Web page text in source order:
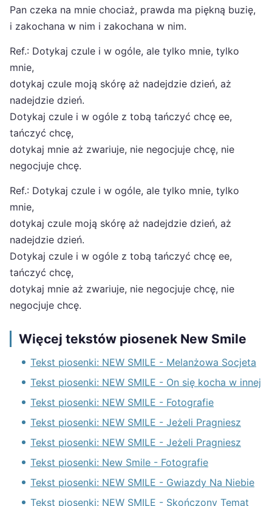
Pan czeka na mnie chociaż, prawda ma piękną buzię,
i zakochana w nim i zakochana w nim.
Ref.: Dotykaj czule i w ogóle, ale tylko mnie, tylko
mnie,
dotykaj czule moją skórę aż nadejdzie dzień, aż
nadejdzie dzień.
Dotykaj czule i w ogóle z tobą tańczyć chcę ee,
tańczyć chcę,
dotykaj mnie aż zwariuje, nie negocjuje chcę, nie
negocjuje chcę.
Ref.: Dotykaj czule i w ogóle, ale tylko mnie, tylko
mnie,
dotykaj czule moją skórę aż nadejdzie dzień, aż
nadejdzie dzień.
Dotykaj czule i w ogóle z tobą tańczyć chcę ee,
tańczyć chcę,
dotykaj mnie aż zwariuje, nie negocjuje chcę, nie
negocjuje chcę.
Więcej tekstów piosenek New Smile
Tekst piosenki: NEW SMILE - Melanżowa Socjeta
Tekst piosenki: NEW SMILE - On się kocha w innej
Tekst piosenki: NEW SMILE - Fotografie
Tekst piosenki: NEW SMILE - Jeżeli Pragniesz
Tekst piosenki: NEW SMILE - Jeżeli Pragniesz
Tekst piosenki: New Smile - Fotografie
Tekst piosenki: NEW SMILE - Gwiazdy Na Niebie
Tekst piosenki: NEW SMILE - Skończony Temat